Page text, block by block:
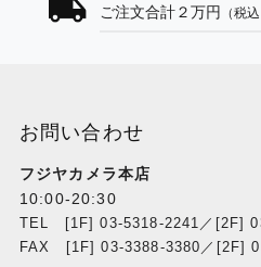
ご注文合計２万円 （税込
お問い合わせ
フジヤカメラ本店
10:00-20:30
TEL [1F] 03-5318-2241／[2F]
FAX [1F] 03-3388-3380／[2F]